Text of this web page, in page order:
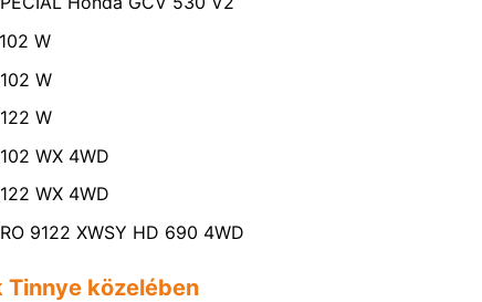
W
W
W
WX 4WD
WX 4WD
9122 XWSY HD 690 4WD
közelében